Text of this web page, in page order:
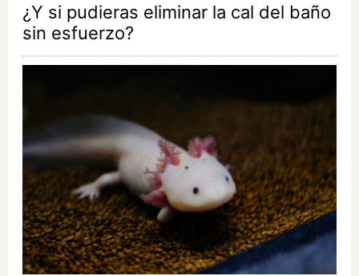
¿Y si pudieras eliminar la cal del baño
sin esfuerzo?